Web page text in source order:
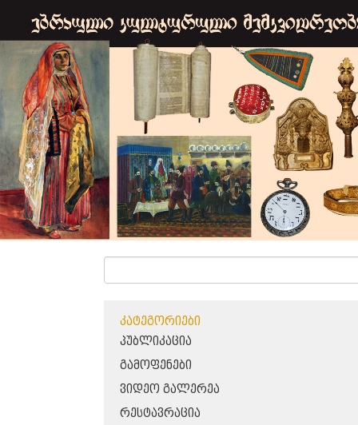
ᲙᲐᲢᲔᲒᲝᲠᲘᲔᲑᲘ
ᲞᲣᲑᲚᲘᲙᲐᲪᲘᲐ
ᲒᲐᲛᲝᲤᲔᲜᲔᲑᲘ
ᲕᲘᲓᲔᲝ ᲒᲐᲚᲔᲠᲔᲐ
ᲠᲔᲡᲢᲐᲕᲠᲐᲪᲘᲐ